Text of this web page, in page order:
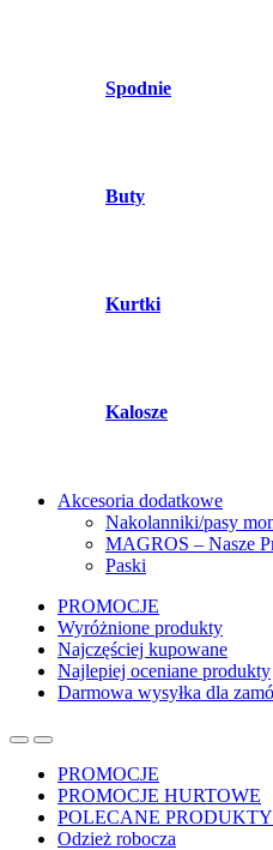
Spodnie
Buty
Kurtki
Kalosze
Akcesoria dodatkowe
Nakolanniki/pasy
MAGROS – Nasze
Paski
PROMOCJE
Wyróżnione produkty
Najczęściej kupowane
Najlepiej oceniane produkty
Darmowa wysyłka dla
PROMOCJE
PROMOCJE HURTOWE
POLECANE PRODUKTY
Odzież robocza